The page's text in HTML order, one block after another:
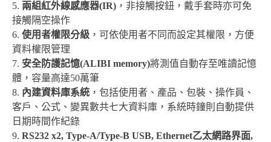
5. 兩組紅外線感應器(IR) ，非接觸按鈕，戴手套時亦可免
接觸隔空操作
6. 使用者權限分級 ，可依使用者不同而設定其權限，方便
資料權限管理
7. 安全防護記憶(ALIBI memory)將測值自動存至唯讀記憶
體，容量高達50萬筆
8. 內建資料庫系統 ，包括使用者、產品、包裝、操作員、
客戶、公式、變異數共七大資料庫，系統時鐘則自動提供
日期時間作紀錄
9. RS232 x2, Type-A/Type-B USB, Ethernet乙太網路界面,